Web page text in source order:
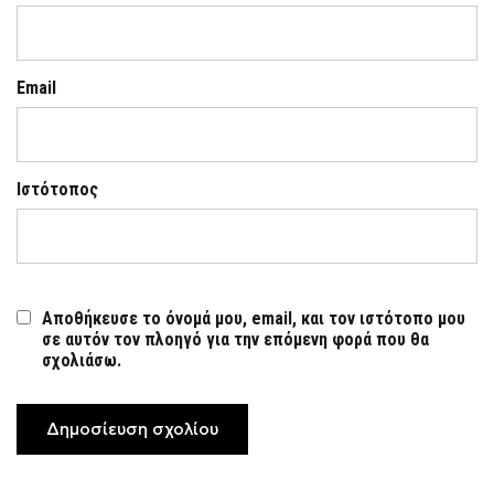
Email
Ιστότοπος
Αποθήκευσε το όνομά μου, email, και τον ιστότοπο μου
σε αυτόν τον πλοηγό για την επόμενη φορά που θα
σχολιάσω.